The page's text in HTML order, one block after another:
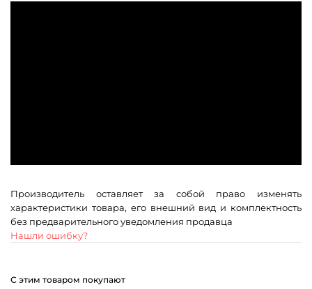
Производитель оставляет за собой право изменять
характеристики товара, его внешний вид и комплектность
без предварительного уведомления продавца
Нашли ошибку?
С этим товаром покупают